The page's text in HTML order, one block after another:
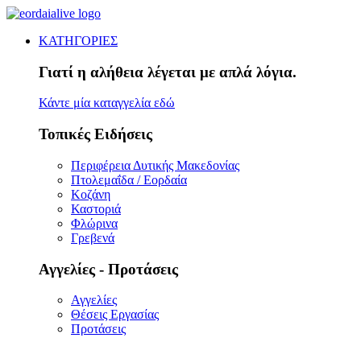
ΚΑΤΗΓΟΡΙΕΣ
Γιατί η αλήθεια λέγεται με απλά λόγια.
Κάντε μία καταγγελία εδώ
Τοπικές Ειδήσεις
Περιφέρεια Δυτικής Μακεδονίας
Πτολεμαΐδα / Εορδαία
Κοζάνη
Καστοριά
Φλώρινα
Γρεβενά
Αγγελίες - Προτάσεις
Αγγελίες
Θέσεις Εργασίας
Προτάσεις